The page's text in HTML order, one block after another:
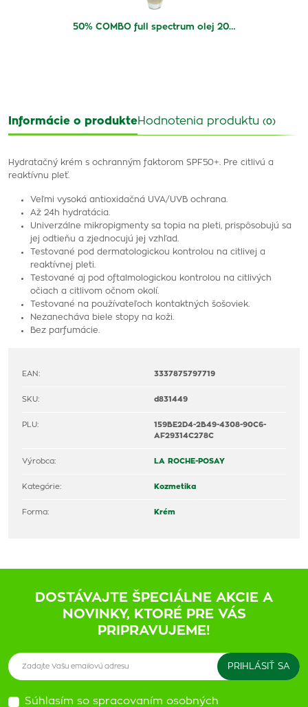
50% COMBO full spectrum olej 20…
Informácie o produkteHodnotenia produktu (0)
Hydratačný krém s ochranným faktorom SPF50+. Pre citlivú a
reaktívnu pleť.
Veľmi vysoká antioxidačná UVA/UVB ochrana.
Až 24h hydratácia.
Univerzálne mikropigmenty sa topia na pleti, prispôsobujú sa
jej odtieňu a zjednocujú jej vzhľad.
Testované pod dermatologickou kontrolou na citlivej a
reaktívnej pleti.
Testované aj pod oftalmologickou kontrolou na citlivých
očiach a citlivom očnom okolí.
Testované na používateľoch kontaktných šošoviek.
Nezanecháva biele stopy na koži.
Bez parfumácie.
EAN: 3337875797719
SKU: d831449
PLU:
159BE2D4-2B49-4308-90C6-
AF29314C278C
Výrobca: LA ROCHE-POSAY
Kategórie: Kozmetika
Forma: Krém
DOSTÁVAJTE ŠPECIÁLNE AKCIE A
NOVINKY, KTORÉ PRE VÁS
PRIPRAVUJEME!
Súhlasím so spracovaním osobných